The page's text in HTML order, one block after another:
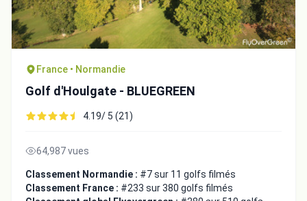
France • Normandie
Golf d'Houlgate - BLUEGREEN
4.19/ 5 (21)
64,987 vues
Classement Normandie : #7 sur 11 golfs filmés
Classement France : #233 sur 380 golfs filmés